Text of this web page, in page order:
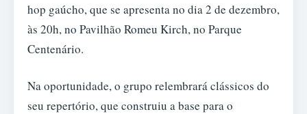
hop gaúcho, que se apresenta no dia 2 de dezembro,
às 20h, no Pavilhão Romeu Kirch, no Parque
Centenário.
Na oportunidade, o grupo relembrará clássicos do
seu repertório, que construiu a base para o